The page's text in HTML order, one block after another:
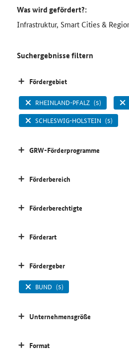
Was wird gefördert?:
Infrastruktur, Smart Cities &
Suchergebnisse filtern
Fördergebiet
RHEINLAND-PFALZ (5)
SCHLESWIG-HOLSTEIN (5)
GRW-Förderprogramme
Förderbereich
Förderberechtigte
Förderart
Fördergeber
BUND (5)
Unternehmensgröße
Format